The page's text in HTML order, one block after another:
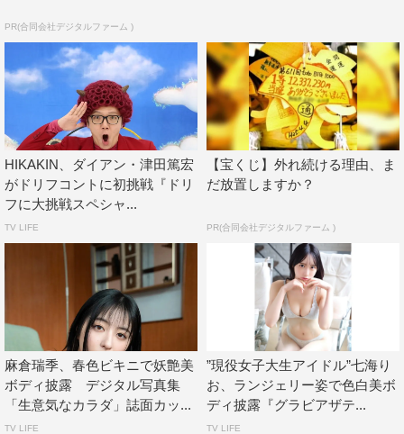
PR(合同会社デジタルファーム )
HIKAKIN、ダイアン・津田篤宏
がドリフコントに初挑戦『ドリ
フに大挑戦スペシャ...
TV LIFE
【宝くじ】外れ続ける理由、ま
だ放置しますか？
PR(合同会社デジタルファーム )
麻倉瑞季、春色ビキニで妖艶美
ボディ披露 デジタル写真集
「生意気なカラダ」誌面カッ...
TV LIFE
”現役女子大生アイドル”七海り
お、ランジェリー姿で色白美ボ
ディ披露『グラビアザテ...
TV LIFE